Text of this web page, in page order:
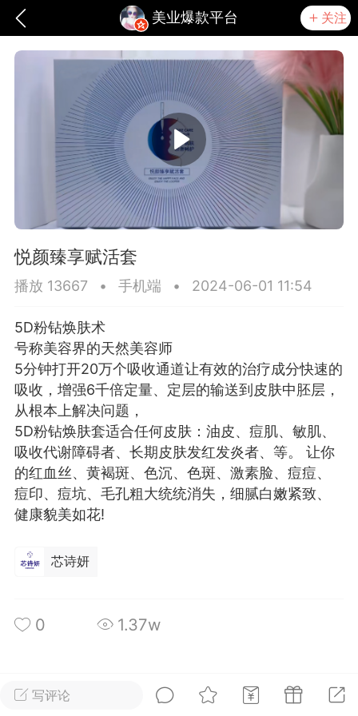
美业爆款平台 关注
爆汗熊 卡卡动能素 无创溶斑术
美业357 芯诗妍 卡卡美业
每次200金币 点击购买
师 小熊水光
爆汗熊
脂
卡卡动能素
皇斯普拉雅
建术
DRYY面膜 微晶溶斑术
爆款平台 Lv.8
本/双效闪充，养出紧致小白脸！一、项
护...写评论
悦颜臻享赋活套
播放 13667 • 手机端 • 2024-06-01 11:54
5D粉钻焕肤术
号称美容界的天然美容师
5分钟打开20万个吸收通道让有效的治疗成分快速的
吸收，增强6千倍定量、定层的输送到皮肤中胚层，
从根本上解决问题，
5D粉钻焕肤套适合任何皮肤：油皮、痘肌、敏肌、
吸收代谢障碍者、长期皮肤发红发炎者、等。 让你
的红血丝、黄褐斑、色沉、色斑、激素脸、痘痘、
痘印、痘坑、毛孔粗大统统消失，细腻白嫩紧致、
健康貌美如花!
芯诗妍
0 1.37w
倒序